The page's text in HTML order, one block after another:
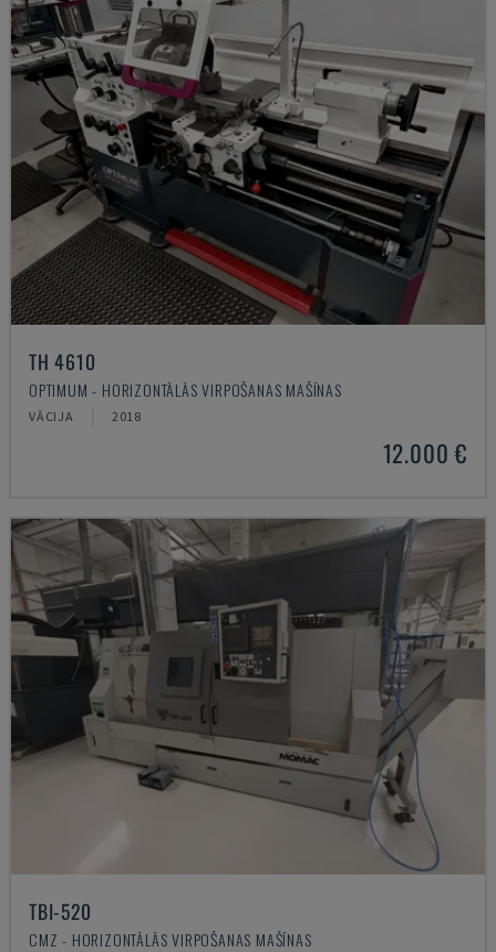
TH 4610
OPTIMUM - HORIZONTĀLĀS VIRPOŠANAS MAŠĪNAS
VĀCIJA 2018
12.000 €
TBI-520
CMZ - HORIZONTĀLĀS VIRPOŠANAS MAŠĪNAS